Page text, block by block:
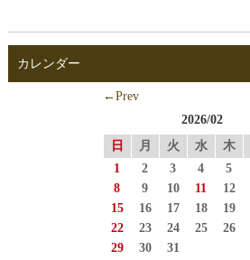
カレンダー
←Prev
2026/02
日
月 火 水 木
1
2 3 4 5
8
9 10 11 12
15
16 17 18 19
22
23 24 25 26
29
30 31